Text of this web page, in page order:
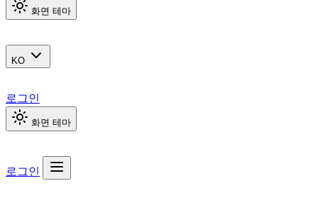
화면 테마
KO
로그인
화면 테마
로그인